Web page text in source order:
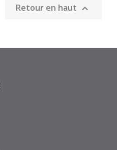
Retour en haut 